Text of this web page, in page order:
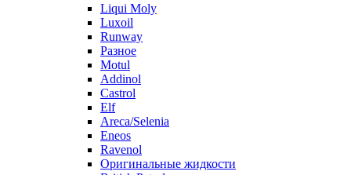
Liqui Moly
Luxoil
Runway
Разное
Motul
Addinol
Castrol
Elf
Areca/Selenia
Eneos
Ravenol
Оригинальные жидкости